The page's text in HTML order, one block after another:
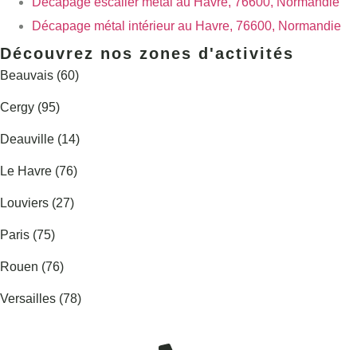
Décapage métal intérieur au Havre, 76600, Normandie
Découvrez nos zones d'activités
Beauvais (60)
Cergy (95)
Deauville (14)
Le Havre (76)
Louviers (27)
Paris (75)
Rouen (76)
Versailles (78)